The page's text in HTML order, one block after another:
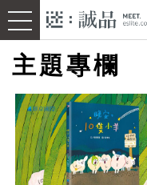
主題專欄